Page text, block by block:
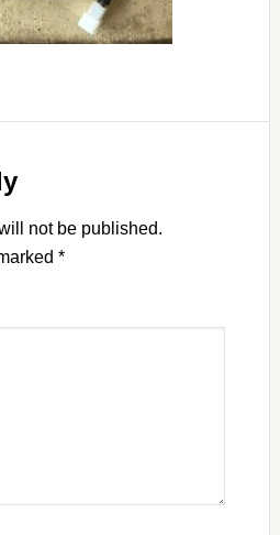
not be published.
*